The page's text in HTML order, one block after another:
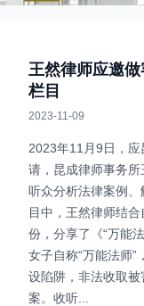
王然律师应邀做
栏目
2023-11-09
2023年11月9日，
请，昆成律师事务
听众分析法律案例
目中，王然律师结
份，分享了《“万能
女子自称“万能法师
设陷阱，非法收取被
案。收听...